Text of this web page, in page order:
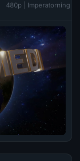
480p | Imperatorning